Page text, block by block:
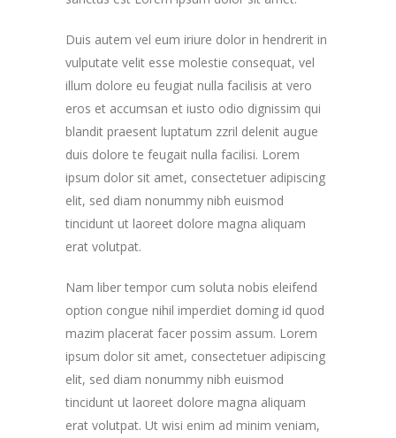
Duis autem vel eum iriure dolor in hendrerit in
vulputate velit esse molestie consequat, vel
illum dolore eu feugiat nulla facilisis at vero
eros et accumsan et iusto odio dignissim qui
blandit praesent luptatum zzril delenit augue
duis dolore te feugait nulla facilisi. Lorem
ipsum dolor sit amet, consectetuer adipiscing
elit, sed diam nonummy nibh euismod
tincidunt ut laoreet dolore magna aliquam
erat volutpat.
Nam liber tempor cum soluta nobis eleifend
option congue nihil imperdiet doming id quod
mazim placerat facer possim assum. Lorem
ipsum dolor sit amet, consectetuer adipiscing
elit, sed diam nonummy nibh euismod
tincidunt ut laoreet dolore magna aliquam
erat volutpat. Ut wisi enim ad minim veniam,